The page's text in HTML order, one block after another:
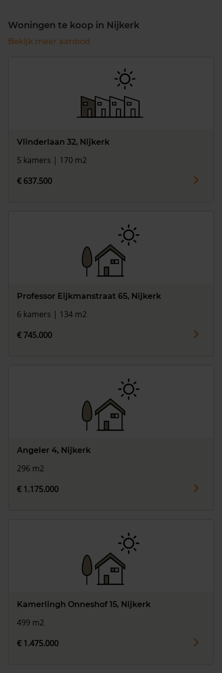
Woningen te koop in Nijkerk
Bekijk meer aanbod
Vlinderlaan 32, Nijkerk
5 kamers | 170 m2
€ 637.500
Professor Eijkmanstraat 65, Nijkerk
6 kamers | 134 m2
€ 745.000
Angeler 4, Nijkerk
296 m2
€ 1.175.000
Kamerlingh Onneshof 15, Nijkerk
499 m2
€ 1.475.000